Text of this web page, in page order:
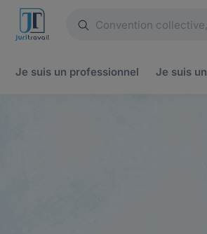
Je suis un professionnel Je suis un